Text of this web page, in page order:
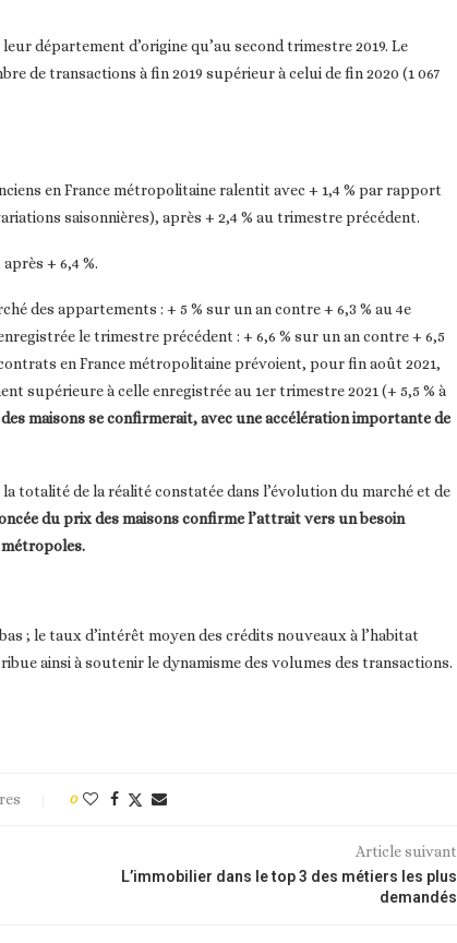
département d’origine qu’au second trimestre 2019. Le
de transactions à fin 2019 supérieur à celui de fin 2020 (1 067
en France métropolitaine ralentit avec + 1,4 % par rapport
saisonnières), après + 2,4 % au trimestre précédent.
+ 6,4 %.
des appartements : + 5 % sur un an contre + 6,3 % au 4e
le trimestre précédent : + 6,6 % sur un an contre + 6,5
en France métropolitaine prévoient, pour fin août 2021,
supérieure à celle enregistrée au 1er trimestre 2021 (+ 5,5 % à
maisons se confirmerait, avec une accélération importante de
totalité de la réalité constatée dans l’évolution du marché et de
du prix des maisons confirme l’attrait vers un besoin
métropoles.
; le taux d’intérêt moyen des crédits nouveaux à l’habitat
ainsi à soutenir le dynamisme des volumes des transactions.
0
Article suivant
L’immobilier dans le top 3 des métiers les plus
demandés